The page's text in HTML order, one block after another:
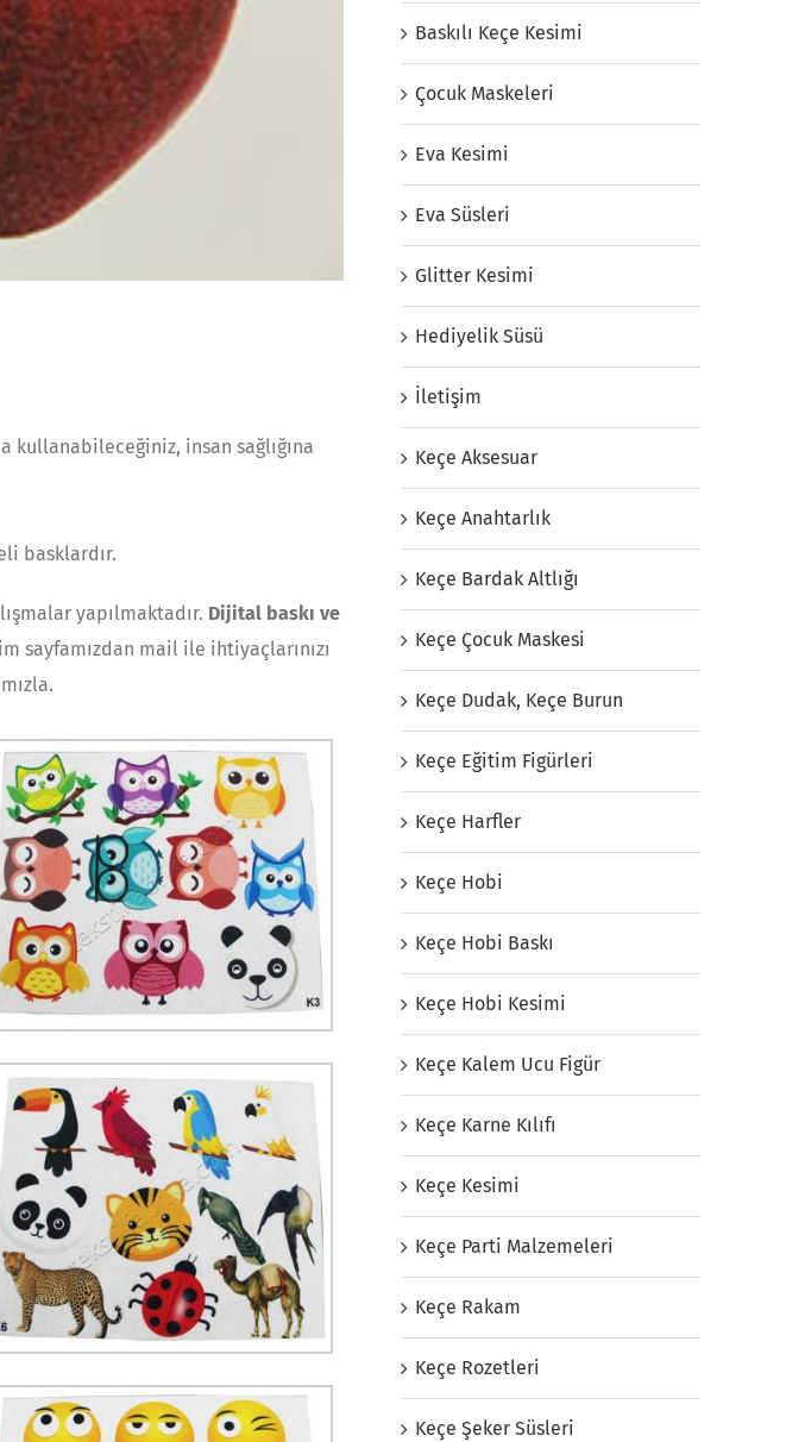
kullanabileceğiniz, insan sağlığına
basklardır.
yapılmaktadır. Dijital baskı ve
sayfamızdan mail ile ihtiyaçlarınızı
Baskılı Keçe Kesimi
Çocuk Maskeleri
Eva Kesimi
Eva Süsleri
Glitter Kesimi
Hediyelik Süsü
İletişim
Keçe Aksesuar
Keçe Anahtarlık
Keçe Bardak Altlığı
Keçe Çocuk Maskesi
Keçe Dudak, Keçe Burun
Keçe Eğitim Figürleri
Keçe Harfler
Keçe Hobi
Keçe Hobi Baskı
Keçe Hobi Kesimi
Keçe Kalem Ucu Figür
Keçe Karne Kılıfı
Keçe Kesimi
Keçe Parti Malzemeleri
Keçe Rakam
Keçe Rozetleri
Keçe Şeker Süsleri